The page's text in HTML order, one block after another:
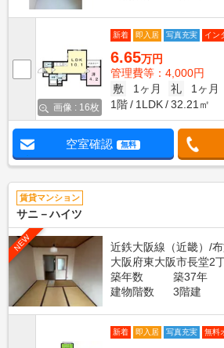
画像 : 16枚
新着 即入居 写真充実 イン
6.65万円
管理費等：4,000円
敷
1ヶ月 礼
1ヶ月
1階
1LDK 32.21㎡
空室確認 無料
賃貸マンション
サニ－ハイツ
NEW
近鉄大阪線（近畿）/
大阪府東大阪市長堂2
築年数
築37年
建物階数
3階建
新着 即入居 写真充実 無料